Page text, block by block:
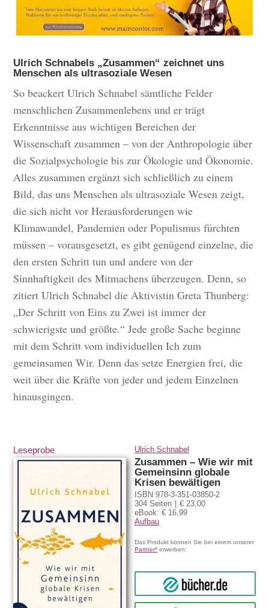
Ulrich Schnabels „Zusammen“ zeichnet uns
Menschen als ultrasoziale Wesen
So beackert Ulrich Schnabel sämtliche Felder
menschlichen Zusammenlebens und er trägt
Erkenntnisse aus wichtigen Bereichen der
Wissenschaft zusammen – von der Anthropologie über
die Sozialpsychologie bis zur Ökologie und Ökonomie.
Alles zusammen ergänzt sich schließlich zu einem
Bild, das uns Menschen als ultrasoziale Wesen zeigt,
die sich nicht vor Herausforderungen wie
Klimawandel, Pandemien oder Populismus fürchten
müssen – vorausgesetzt, es gibt genügend einzelne, die
den ersten Schritt tun und andere von der
Sinnhaftigkeit des Mitmachens überzeugen. Denn, so
zitiert Ulrich Schnabel die Aktivistin Greta Thunberg:
„Der Schritt von Eins zu Zwei ist immer der
schwierigste und größte.“ Jede große Sache beginne
mit dem Schritt vom individuellen Ich zum
gemeinsamen Wir. Denn das setze Energien frei, die
weit über die Kräfte von jeder und jedem Einzelnen
hinausgingen.
Leseprobe Ulrich Schnabel
Zusammen – Wie wir mit
Gemeinsinn globale
Krisen bewältigen
ISBN 978-3-351-03850-2
304 Seiten
€ 23,00
eBook: € 16,99
Aufbau
Das Produkt können Sie bei einem unserer
Partner* erwerben:
bücher.de